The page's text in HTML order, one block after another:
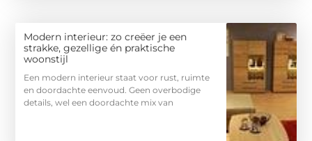
Modern interieur: zo creëer je een
strakke, gezellige én praktische
woonstijl
Een modern interieur staat voor rust, ruimte
en doordachte eenvoud. Geen overbodige
details, wel een doordachte mix van